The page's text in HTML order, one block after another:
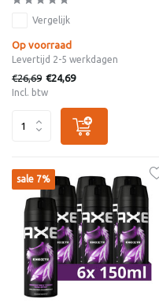
Vergelijk
Op voorraad
Levertijd 2-5 werkdagen
€26,69 €24,69
Incl. btw
sale 7%